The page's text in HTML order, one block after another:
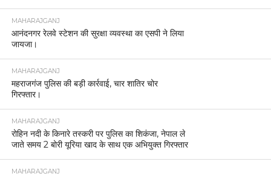
MAHARAJGANJ
आनंदनगर रेलवे स्टेशन की सुरक्षा व्यवस्था का एसपी ने लिया
जायजा।
MAHARAJGANJ
महराजगंज पुलिस की बड़ी कार्रवाई, चार शातिर चोर
गिरफ्तार।
MAHARAJGANJ
रोहिन नदी के किनारे तस्करी पर पुलिस का शिकंजा, नेपाल ले
जाते समय 2 बोरी यूरिया खाद के साथ एक अभियुक्त गिरफ्तार
MAHARAJGANJ